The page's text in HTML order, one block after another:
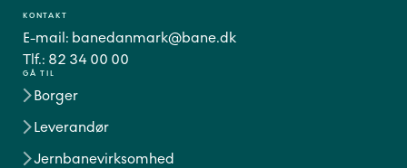
GÅ TIL
Borger
Leverandør
Jernbanevirksomhed
KONTAKT
E-mail: banedanmark@bane.dk
Tlf.: 82 34 00 00